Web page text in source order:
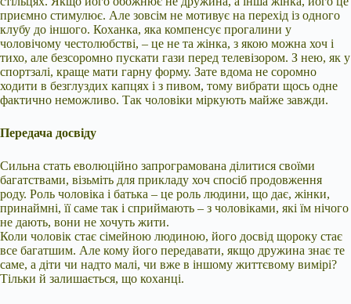
приємно стимулює. Але зовсім не мотивує на перехід із одного
клубу до іншого. Коханка, яка компенсує прогалини у
чоловічому честолюбстві, – це не та жінка, з якою можна хоч і
тихо, але безсоромно пускати гази перед телевізором. З нею, як у
спортзалі, краще мати гарну форму. Зате вдома не соромно
ходити в безглуздих капцях і з пивом, тому вибрати щось одне
фактично неможливо. Так чоловіки міркують майже завжди.
Передача досвіду
Сильна стать еволюційно запрограмована ділитися своїми
багатствами, візьміть для прикладу хоч спосіб продовження
роду. Роль чоловіка і батька – це роль людини, що дає, жінки,
принаймні, її саме так і сприймають – з чоловіками, які їм нічого
не дають, вони не хочуть жити.
Коли чоловік стає сімейною людиною, його досвід щороку стає
все багатшим. Але кому його передавати, якщо дружина знає те
саме, а діти чи надто малі, чи вже в іншому життєвому вимірі?
Тільки й залишається, що коханці.